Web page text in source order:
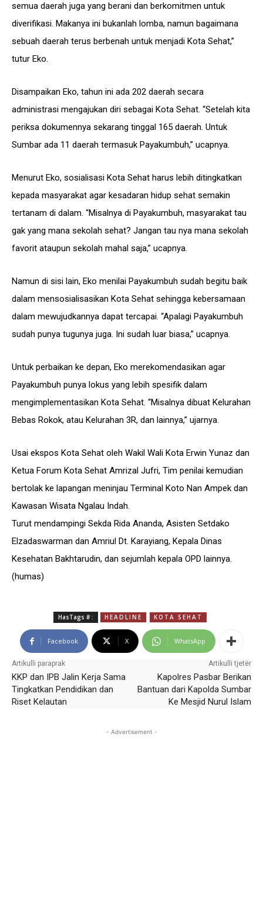
semua daerah juga yang berani dan berkomitmen untuk
diverifikasi. Makanya ini bukanlah lomba, namun bagaimana
sebuah daerah terus berbenah untuk menjadi Kota Sehat,”
tutur Eko.
Disampaikan Eko, tahun ini ada 202 daerah secara
administrasi mengajukan diri sebagai Kota Sehat. “Setelah kita
periksa dokumennya sekarang tinggal 165 daerah. Untuk
Sumbar ada 11 daerah termasuk Payakumbuh,” ucapnya.
Menurut Eko, sosialisasi Kota Sehat harus lebih ditingkatkan
kepada masyarakat agar kesadaran hidup sehat semakin
tertanam di dalam. “Misalnya di Payakumbuh, masyarakat tau
gak yang mana sekolah sehat? Jangan tau nya mana sekolah
favorit ataupun sekolah mahal saja,” ucapnya.
Namun di sisi lain, Eko menilai Payakumbuh sudah begitu baik
dalam mensosialisasikan Kota Sehat sehingga kebersamaan
dalam mewujudkannya dapat tercapai. “Apalagi Payakumbuh
sudah punya tugunya juga. Ini sudah luar biasa,” ucapnya.
Untuk perbaikan ke depan, Eko merekomendasikan agar
Payakumbuh punya lokus yang lebih spesifik dalam
mengimplementasikan Kota Sehat. “Misalnya dibuat Kelurahan
Bebas Rokok, atau Kelurahan 3R, dan lainnya,” ujarnya.
Usai ekspos Kota Sehat oleh Wakil Wali Kota Erwin Yunaz dan
Ketua Forum Kota Sehat Amrizal Jufri, Tim penilai kemudian
bertolak ke lapangan meninjau Terminal Koto Nan Ampek dan
Kawasan Wisata Ngalau Indah.
Turut mendampingi Sekda Rida Ananda, Asisten Setdako
Elzadaswarman dan Amriul Dt. Karayiang, Kepala Dinas
Kesehatan Bakhtarudin, dan sejumlah kepala OPD lainnya.
(humas)
HasTags # : HEADLINE KOTA SEHAT
Facebook X WhatsApp
Artikulli paraprak
KKP dan IPB Jalin Kerja Sama
Tingkatkan Pendidikan dan
Riset Kelautan
Artikulli tjetër
Kapolres Pasbar Berikan
Bantuan dari Kapolda Sumbar
Ke Mesjid Nurul Islam
- Advertisement -